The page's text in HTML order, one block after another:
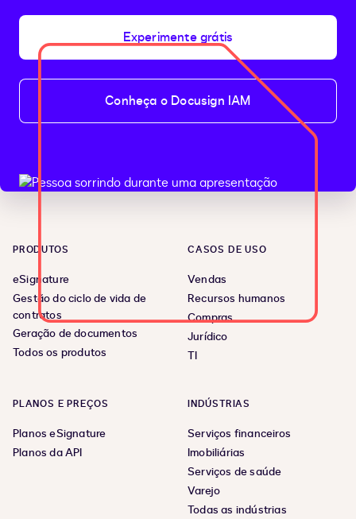
Experimente grátis
Conheça o Docusign IAM
PRODUTOS
eSignature
Gestão do ciclo de vida de
contratos
Geração de documentos
Todos os produtos
CASOS DE USO
Vendas
Recursos humanos
Compras
Jurídico
TI
PLANOS E PREÇOS
Planos eSignature
Planos da API
INDÚSTRIAS
Serviços financeiros
Imobiliárias
Serviços de saúde
Varejo
Todas as indústrias